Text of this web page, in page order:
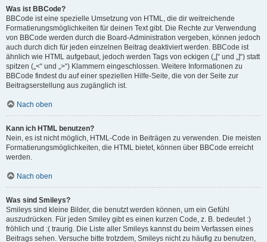
Was ist BBCode?
BBCode ist eine spezielle Umsetzung von HTML, die dir weitreichende
Formatierungsmöglichkeiten für deinen Text gibt. Die Rechte zur Verwendung
von BBCode werden durch die Board-Administration vergeben, können jedoch
auch durch dich für jeden einzelnen Beitrag deaktiviert werden. BBCode ist
ähnlich wie HTML aufgebaut, jedoch werden Tags von eckigen („[“ und „]“) statt
spitzen („<“ und „>“) Klammern eingeschlossen. Weitere Informationen zu
BBCode findest du auf einer speziellen Hilfe-Seite, die von der Seite zur
Beitragserstellung aus zugänglich ist.
Nach oben
Kann ich HTML benutzen?
Nein, es ist nicht möglich, HTML-Code in Beiträgen zu verwenden. Die meisten
Formatierungsmöglichkeiten, die HTML bietet, können über BBCode erreicht
werden.
Nach oben
Was sind Smileys?
Smileys sind kleine Bilder, die benutzt werden können, um ein Gefühl
auszudrücken. Für jeden Smiley gibt es einen kurzen Code, z. B. bedeutet :)
fröhlich und :( traurig. Die Liste aller Smileys kannst du beim Verfassen eines
Beitrags sehen. Versuche bitte trotzdem, Smileys nicht zu häufig zu benutzen,